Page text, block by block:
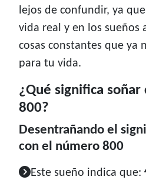
lejos de confundir, ya
vida real y en los sueños
cosas constantes que ya
para tu vida.
¿Qué significa
800?
Desentrañando el
con el número 800
Este sueño indica que: